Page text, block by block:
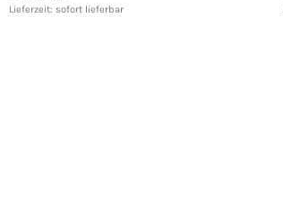
Lieferzeit: sofort lieferbar